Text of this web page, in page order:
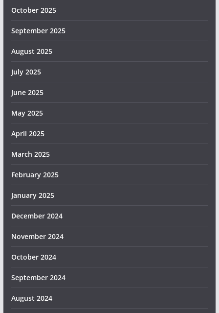
October 2025
September 2025
August 2025
July 2025
June 2025
May 2025
April 2025
March 2025
February 2025
January 2025
December 2024
November 2024
October 2024
September 2024
August 2024